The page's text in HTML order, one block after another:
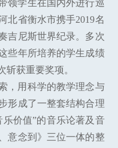
领学生在国内外进行巡
北省衡水市携手2019名
吉尼斯世界纪录。多次
些年所培养的学生成绩
斩获重要奖项。
，用科学的教学理念与
形成了一整套结构合理
价值”的音乐论著及音
意念到》三位一体的整